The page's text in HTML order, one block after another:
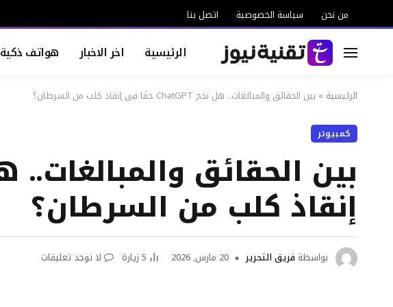
من نحن سياسة الخصوصية اتصل بنا
الرئيسية اخر الاخبار هواتف ذكية
الرئيسية » بين الحقائق والمبالغات.. هل نجح ChatGPT حقًا في إنقاذ كلب من السرطان؟
كمبيوتر
إنقاذ كلب من السرطان؟
بواسطة فريق التحرير 20 مارس, 2026 5زيارة لا توجد تعليقات